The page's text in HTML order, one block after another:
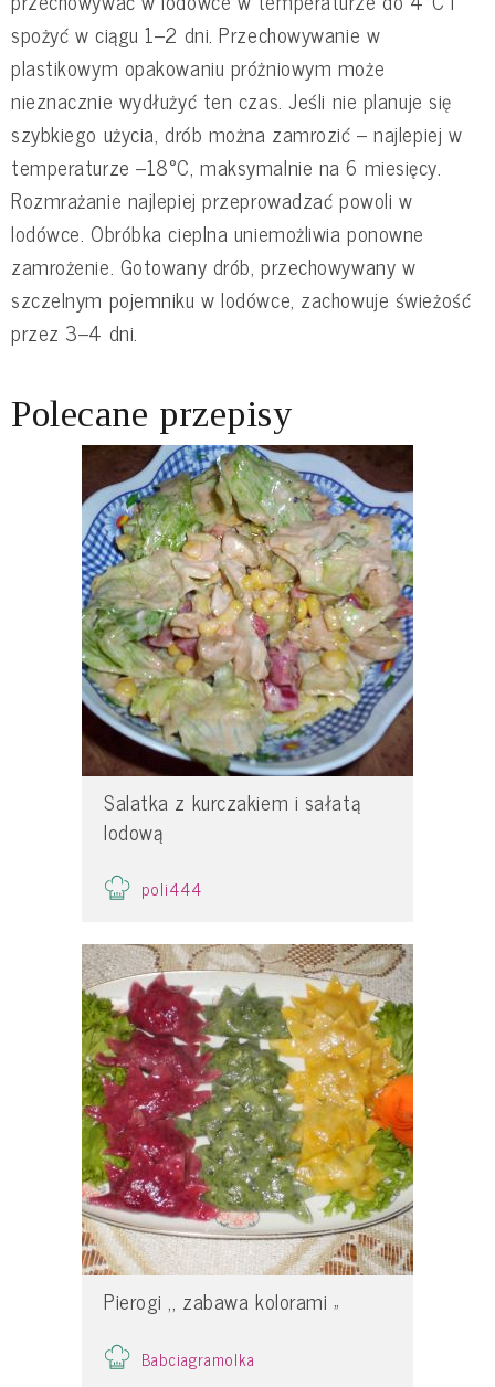
spożyć w ciągu 1–2 dni. Przechowywanie w
plastikowym opakowaniu próżniowym może
nieznacznie wydłużyć ten czas. Jeśli nie planuje się
szybkiego użycia, drób można zamrozić – najlepiej w
temperaturze –18°C, maksymalnie na 6 miesięcy.
Rozmrażanie najlepiej przeprowadzać powoli w
lodówce. Obróbka cieplna uniemożliwia ponowne
zamrożenie. Gotowany drób, przechowywany w
szczelnym pojemniku w lodówce, zachowuje świeżość
przez 3–4 dni.
Polecane przepisy
Salatka z kurczakiem i sałatą
lodową
poli444
Pierogi ,, zabawa kolorami „
Babciagramolka